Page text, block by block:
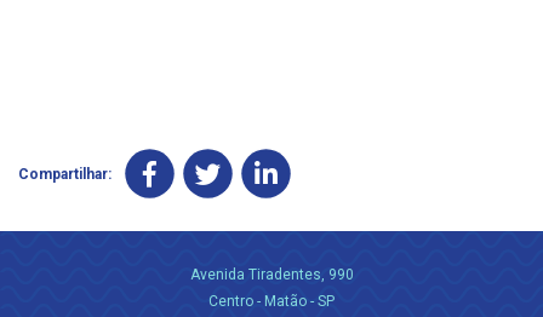
Compartilhar:
Avenida Tiradentes, 990
Centro - Matão - SP